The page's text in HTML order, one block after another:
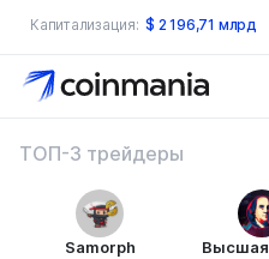
Капитализация: $ 2 196,71 млрд
ТОП-3 трейдеры
Samorph Высшая